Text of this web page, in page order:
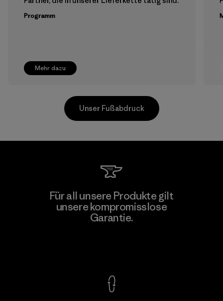
Mehr dazu
Programm
Supertex S.A.
Unser Fußabdruck
Für all unsere Produkte gilt
unsere kompromisslose
Garantie.